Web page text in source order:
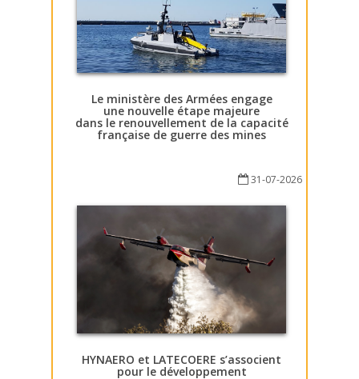
Le ministère des Armées engage
une nouvelle étape majeure
dans le renouvellement de la capacité
française de guerre des mines
31-07-2026
HYNAERO et LATECOERE s’associent
pour le développement